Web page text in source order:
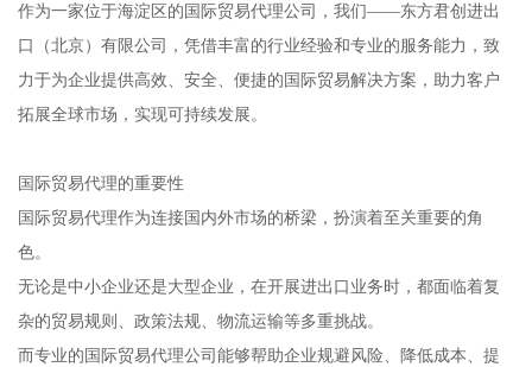
作为一家位于海淀区的国际贸易代理公司，我们——东方君创进出
口（北京）有限公司，凭借丰富的行业经验和专业的服务能力，致
力于为企业提供高效、安全、便捷的国际贸易解决方案，助力客户
拓展全球市场，实现可持续发展。
国际贸易代理的重要性
国际贸易代理作为连接国内外市场的桥梁，扮演着至关重要的角
色。
无论是中小企业还是大型企业，在开展进出口业务时，都面临着复
杂的贸易规则、政策法规、物流运输等多重挑战。
而专业的国际贸易代理公司能够帮助企业规避风险、降低成本、提